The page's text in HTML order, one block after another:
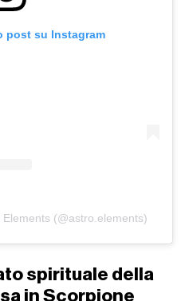
post su Instagram
(@astro.elements)
spirituale della
in Scorpione